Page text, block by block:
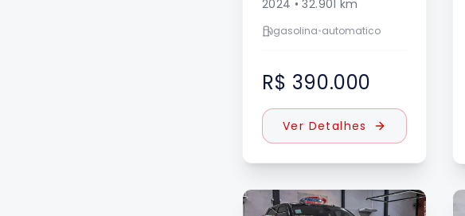
2024 •32.901 km
gasolina•automatico
R$ 390.000
Ver Detalhes